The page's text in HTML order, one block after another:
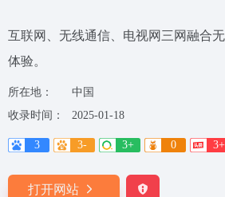
互联网、无线通信、电视网三网融合
体验。
所在地：
中国
收录时间：
2025-01-18
3 3- 3+ 0 3+
打开网站